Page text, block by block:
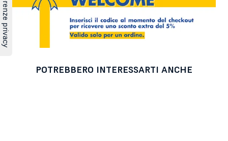
POTREBBERO INTERESSARTI ANCHE